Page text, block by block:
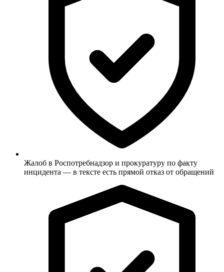
Жалоб в Роспотребнадзор и прокуратуру по факту
инцидента — в тексте есть прямой отказ от обращений